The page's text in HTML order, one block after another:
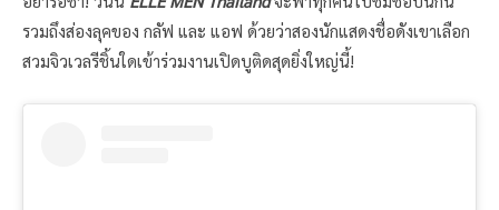
รวมถึงส่องลุคของ กลัฟ และ แอฟ ด้วยว่าสองนักแสดงชื่อดังเขาเลือก
สวมจิวเวลรีชิ้นใดเข้าร่วมงานเปิดบูติดสุดยิ่งใหญ่นี้!